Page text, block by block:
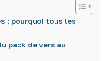
: pourquoi tous les
pack de vers au